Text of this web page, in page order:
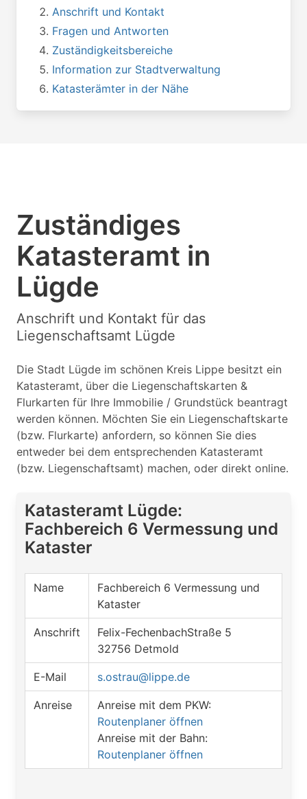
Anschrift und Kontakt
Fragen und Antworten
Zuständigkeitsbereiche
Information zur Stadtverwaltung
Katasterämter in der Nähe
Zuständiges
Katasteramt in
Lügde
Anschrift und Kontakt für das
Liegenschaftsamt Lügde
Die Stadt Lügde im schönen Kreis Lippe besitzt ein
Katasteramt, über die Liegenschaftskarten &
Flurkarten für Ihre Immobilie / Grundstück beantragt
werden können. Möchten Sie ein Liegenschaftskarte
(bzw. Flurkarte) anfordern, so können Sie dies
entweder bei dem entsprechenden Katasteramt
(bzw. Liegenschaftsamt) machen, oder direkt online.
Katasteramt Lügde:
Fachbereich 6 Vermessung und
Kataster
Name
Fachbereich 6 Vermessung und
Kataster
Anschrift
Felix-FechenbachStraße 5
32756 Detmold
E-Mail s.ostrau@lippe.de
Anreise
Anreise mit dem PKW:
Routenplaner öffnen
Anreise mit der Bahn:
Routenplaner öffnen